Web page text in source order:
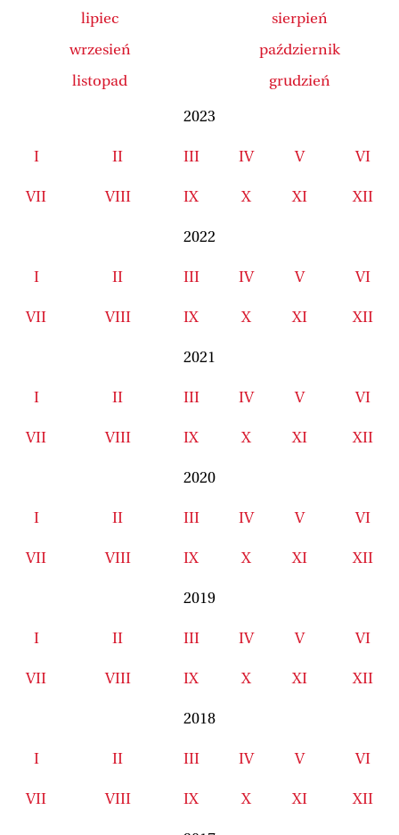
lipiec
sierpień
wrzesień
październik
listopad
grudzień
2023
I II III IV V VI
VII VIII IX X XI XII
2022
I II III IV V VI
VII VIII IX X XI XII
2021
I II III IV V VI
VII VIII IX X XI XII
2020
I II III IV V VI
VII VIII IX X XI XII
2019
I II III IV V VI
VII VIII IX X XI XII
2018
I II III IV V VI
VII VIII IX X XI XII